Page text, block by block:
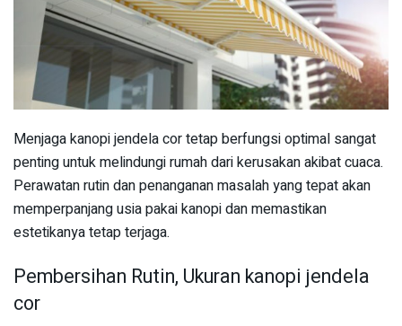
Menjaga kanopi jendela cor tetap berfungsi optimal sangat
penting untuk melindungi rumah dari kerusakan akibat cuaca.
Perawatan rutin dan penanganan masalah yang tepat akan
memperpanjang usia pakai kanopi dan memastikan
estetikanya tetap terjaga.
Pembersihan Rutin, Ukuran kanopi jendela
cor